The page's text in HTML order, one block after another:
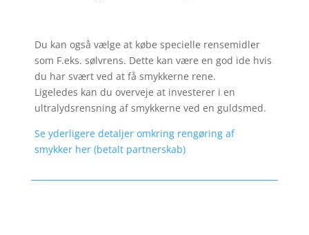
Du kan også vælge at købe specielle rensemidler
som F.eks. sølvrens. Dette kan være en god ide hvis
du har svært ved at få smykkerne rene.
Ligeledes kan du overveje at investerer i en
ultralydsrensning af smykkerne ved en guldsmed.
Se yderligere detaljer omkring rengøring af
smykker her (betalt partnerskab)